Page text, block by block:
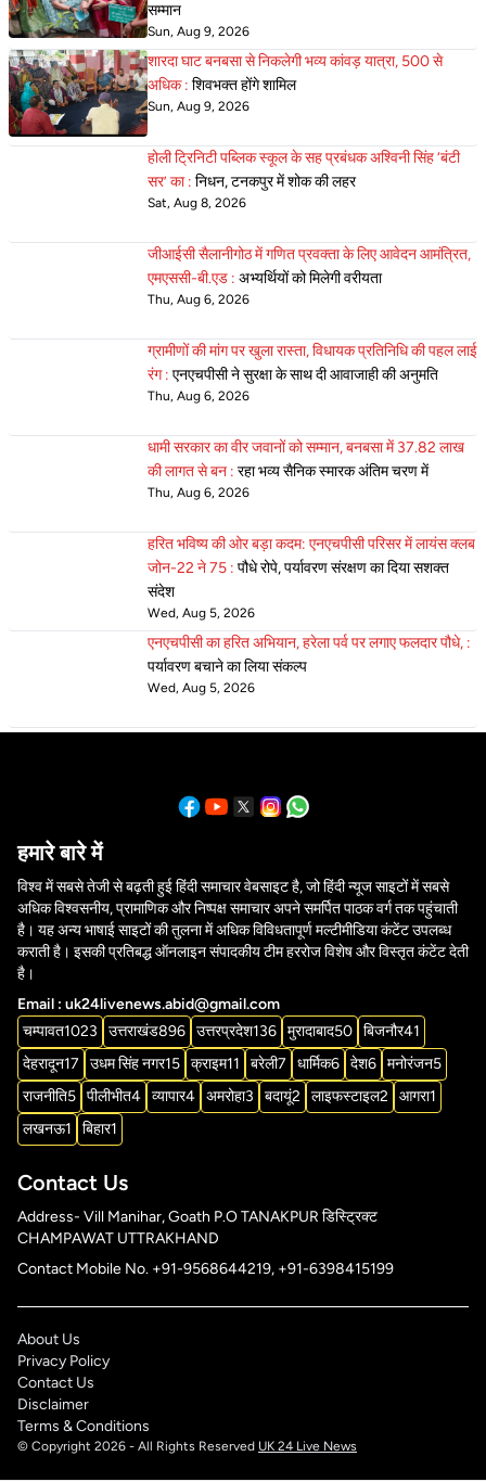
सम्मान
Sun, Aug 9, 2026
शारदा घाट बनबसा से निकलेगी भव्य कांवड़ यात्रा, 500 से
अधिक : शिवभक्त होंगे शामिल
Sun, Aug 9, 2026
होली ट्रिनिटी पब्लिक स्कूल के सह प्रबंधक अश्विनी सिंह ‘बंटी
सर’ का : निधन, टनकपुर में शोक की लहर
Sat, Aug 8, 2026
जीआईसी सैलानीगोठ में गणित प्रवक्ता के लिए आवेदन आमंत्रित,
एमएससी-बी.एड : अभ्यर्थियों को मिलेगी वरीयता
Thu, Aug 6, 2026
ग्रामीणों की मांग पर खुला रास्ता, विधायक प्रतिनिधि की पहल लाई
रंग : एनएचपीसी ने सुरक्षा के साथ दी आवाजाही की अनुमति
Thu, Aug 6, 2026
धामी सरकार का वीर जवानों को सम्मान, बनबसा में 37.82 लाख
की लागत से बन : रहा भव्य सैनिक स्मारक अंतिम चरण में
Thu, Aug 6, 2026
हरित भविष्य की ओर बड़ा कदम: एनएचपीसी परिसर में लायंस क्लब
जोन-22 ने 75 : पौधे रोपे, पर्यावरण संरक्षण का दिया सशक्त
संदेश
Wed, Aug 5, 2026
एनएचपीसी का हरित अभियान, हरेला पर्व पर लगाए फलदार पौधे, :
पर्यावरण बचाने का लिया संकल्प
Wed, Aug 5, 2026
हमारे बारे में
विश्व में सबसे तेजी से बढ़ती हुई हिंदी समाचार वेबसाइट है, जो हिंदी न्यूज साइटों में सबसे
अधिक विश्वसनीय, प्रामाणिक और निष्पक्ष समाचार अपने समर्पित पाठक वर्ग तक पहुंचाती
है। यह अन्य भाषाई साइटों की तुलना में अधिक विविधतापूर्ण मल्टीमीडिया कंटेंट उपलब्ध
कराती है। इसकी प्रतिबद्ध ऑनलाइन संपादकीय टीम हररोज विशेष और विस्तृत कंटेंट देती
है।
Email : uk24livenews.abid@gmail.com
चम्पावत1023 उत्तराखंड896 उत्तरप्रदेश136 मुरादाबाद50 बिजनौर41
देहरादून17 उधम सिंह नगर15 क्राइम11 बरेली7 धार्मिक6 देश6 मनोरंजन5
राजनीति5 पीलीभीत4 व्यापार4 अमरोहा3 बदायूं2 लाइफस्टाइल2 आगरा1
लखनऊ1 बिहार1
Contact Us
Address- Vill Manihar, Goath P.O TANAKPUR डिस्ट्रिक्ट
CHAMPAWAT UTTRAKHAND
Contact Mobile No. +91-9568644219, +91-6398415199
About Us
Privacy Policy
Contact Us
Disclaimer
Terms & Conditions
© Copyright 2026 - All Rights Reserved UK 24 Live News